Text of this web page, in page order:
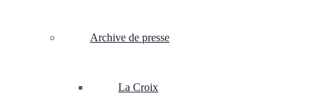
Archive de presse
La Croix